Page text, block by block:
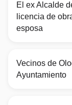
El ex Alcalde
licencia de
esposa
Vecinos de
Ayuntamiento